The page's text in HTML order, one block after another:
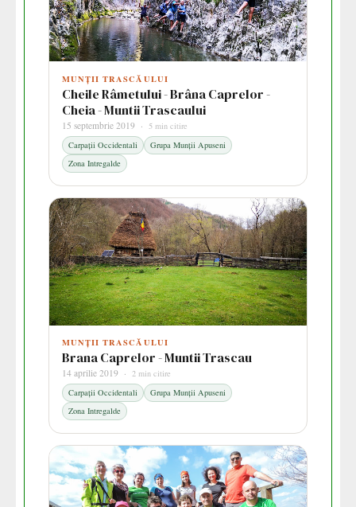
MUNȚII TRASCĂULUI
Cheile Râmetului - Brâna Caprelor -
Cheia - Muntii Trascaului
15 septembrie 2019 ·
5 min citire
Carpații Occidentali
Grupa Munții Apuseni
Zona Intregalde
MUNȚII TRASCĂULUI
Brana Caprelor - Muntii Trascau
14 aprilie 2019 · 2 min citire
Carpații Occidentali
Grupa Munții Apuseni
Zona Intregalde